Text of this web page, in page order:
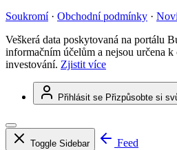
Soukromí · Obchodní podmínky ·
Veškerá data poskytovaná na portálu
informačním účelům a nejsou určena
investování. Zjistit více
Přihlásit se Přizpůsobte si
Toggle Sidebar
Feed